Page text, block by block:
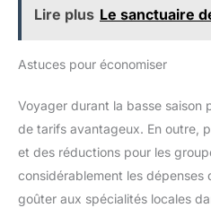
Lire plus Le sanctuaire
Astuces pour économiser
Voyager durant la basse saison
de tarifs avantageux. En outre,
et des réductions pour les
considérablement les dépenses
goûter aux spécialités locales